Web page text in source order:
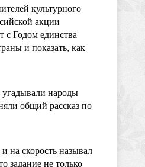
культурного
акции
с Годом единства
и показать, как
угадывали народы
общий рассказ по
на скорость называл
задание не только